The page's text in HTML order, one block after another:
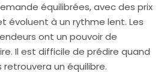
équilibrées, avec des prix
évoluent à un rythme lent. Les
ont un pouvoir de
Il est difficile de prédire quand
un équilibre.